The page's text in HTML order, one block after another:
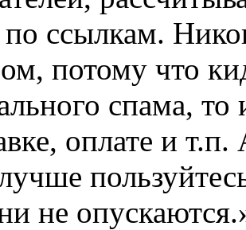
по ссылкам.
потому что
спама, то
оплате и
не